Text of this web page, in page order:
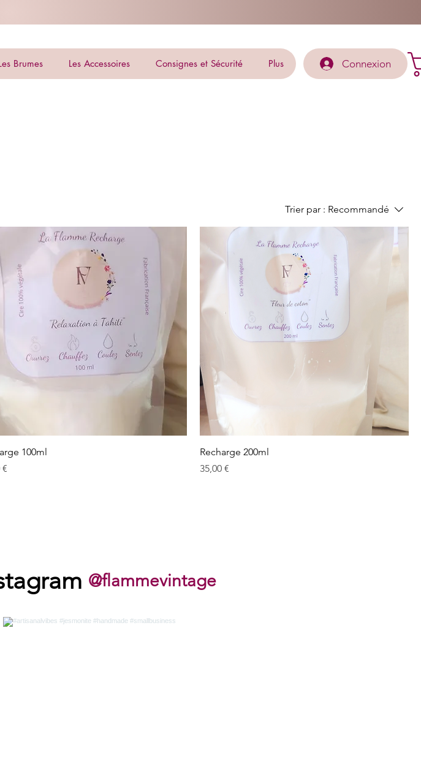
Brumes Les Accessoires Consignes et Sécurité Plus Connexion
Trier par : Recommandé
100ml
€
Recharge 200ml
Prix
35,00 €
@flammevintage